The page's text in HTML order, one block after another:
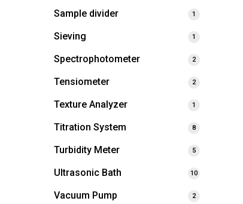
Sample divider 1
Sieving 1
Spectrophotometer 2
Tensiometer 2
Texture Analyzer 1
Titration System 8
Turbidity Meter 5
Ultrasonic Bath 10
Vacuum Pump 2